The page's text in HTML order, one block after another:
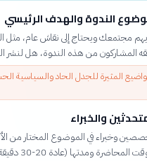
الندوة والهدف الرئيسي
مجتمعك ويحتاج إلى نقاش عام، مثل
المشاركون من هذه الندوة، هل لنشر
المثيرة للجدل الحاد والسياسية
والخبراء
وخبراء في الموضوع المختار من
20-30 دقيقة). اختر 2-3 متحدثين على الأقل لوجهات نظر متنوعة.